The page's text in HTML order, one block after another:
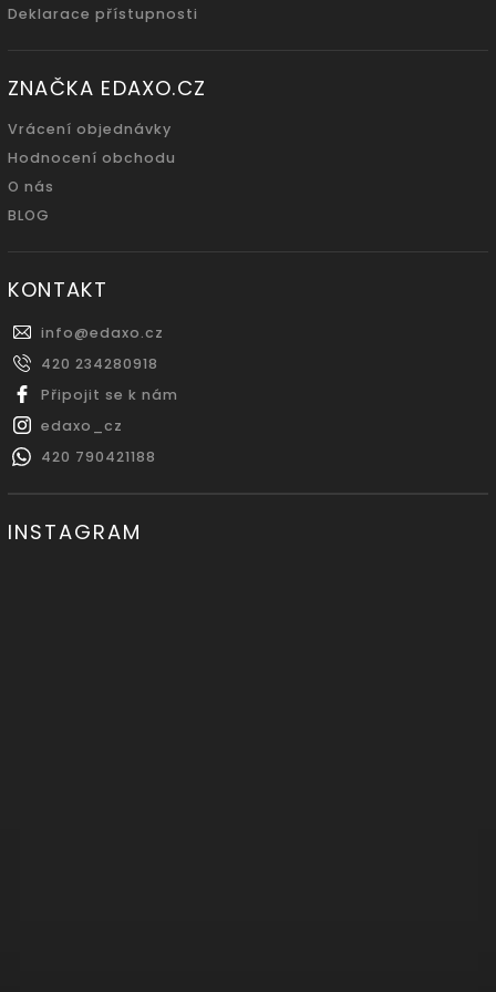
Deklarace přístupnosti
ZNAČKA EDAXO.CZ
Vrácení objednávky
Hodnocení obchodu
O nás
BLOG
KONTAKT
info@edaxo.cz
420 234280918
Připojit se k nám
edaxo_cz
420 790421188
INSTAGRAM